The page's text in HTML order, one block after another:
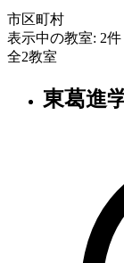
市区町村
表示中の教室: 2件
全2教室
東葛進